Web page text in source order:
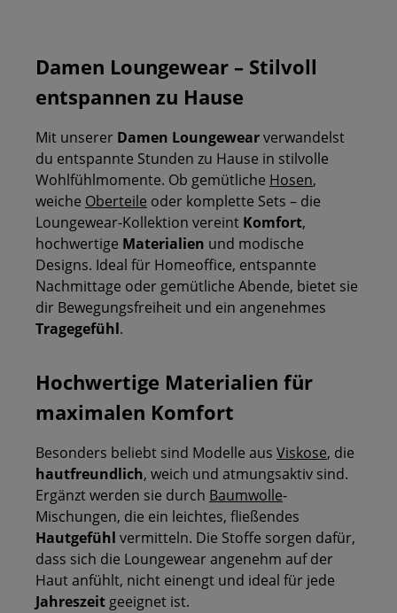
Damen Loungewear – Stilvoll
entspannen zu Hause
Mit unserer Damen Loungewearverwandelst
du entspannte Stunden zu Hause in stilvolle
Wohlfühlmomente. Ob gemütliche Hosen,
weiche Oberteile oder komplette Sets – die
Loungewear-Kollektion vereint Komfort,
hochwertige Materialien und modische
Designs. Ideal für Homeoffice, entspannte
Nachmittage oder gemütliche Abende, bietet sie
dir Bewegungsfreiheit und ein angenehmes
Tragegefühl.
Hochwertige Materialien für
maximalen Komfort
Besonders beliebt sind Modelle aus Viskose, die
hautfreundlich, weich und atmungsaktiv sind.
Ergänzt werden sie durch Baumwolle-
Mischungen, die ein leichtes, fließendes
Hautgefühl vermitteln. Die Stoffe sorgen dafür,
dass sich die Loungewear angenehm auf der
Haut anfühlt, nicht einengt und ideal für jede
Jahreszeit geeignet ist.